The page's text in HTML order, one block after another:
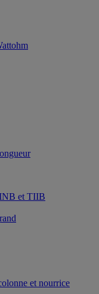
et TIIB
et nourrice